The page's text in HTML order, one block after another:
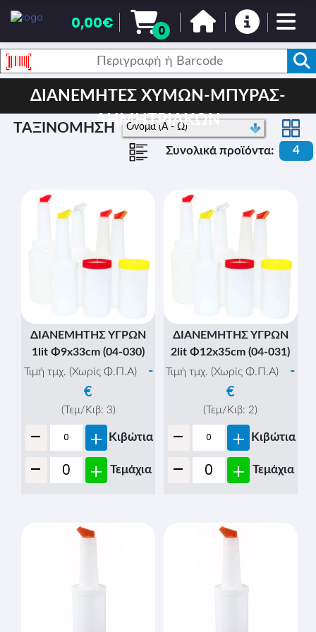
0,00€ 0
ΔΙΑΝΕΜΗΤΕΣ ΧΥΜΩΝ-ΜΠΥΡΑΣ-
ΔΗΜΗΤΡΙΑΚΩΝ
ΤΑΞΙΝΟΜΗΣΗ
Συνολικά προϊόντα: 4
ΔΙΑΝΕΜΗΤΗΣ ΥΓΡΩΝ
1lit Φ9x33cm (04-030)
Τιμή τμχ. (Χωρίς Φ.Π.Α)
-
€
(Τεμ/Κιβ: 3)
- + Κιβώτια
- + Τεμάχια
ΔΙΑΝΕΜΗΤΗΣ ΥΓΡΩΝ
2lit Φ12x35cm (04-031)
Τιμή τμχ. (Χωρίς Φ.Π.Α)
-
€
(Τεμ/Κιβ: 2)
- + Κιβώτια
- + Τεμάχια